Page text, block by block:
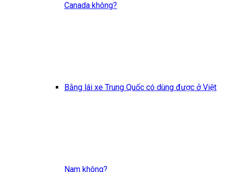
Canada không?
Bằng lái xe Trung Quốc có dùng được ở Việt
Nam không?